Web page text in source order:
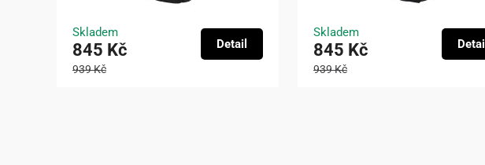
Skladem
845 Kč
939 Kč
Detail
Skladem
845 Kč
939 Kč
Detail